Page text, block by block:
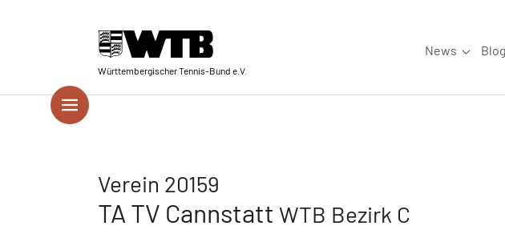
Württembergischer Tennis-Bund e.V.
News Blog
Verein 20159
TA TV Cannstatt WTB Bezirk C